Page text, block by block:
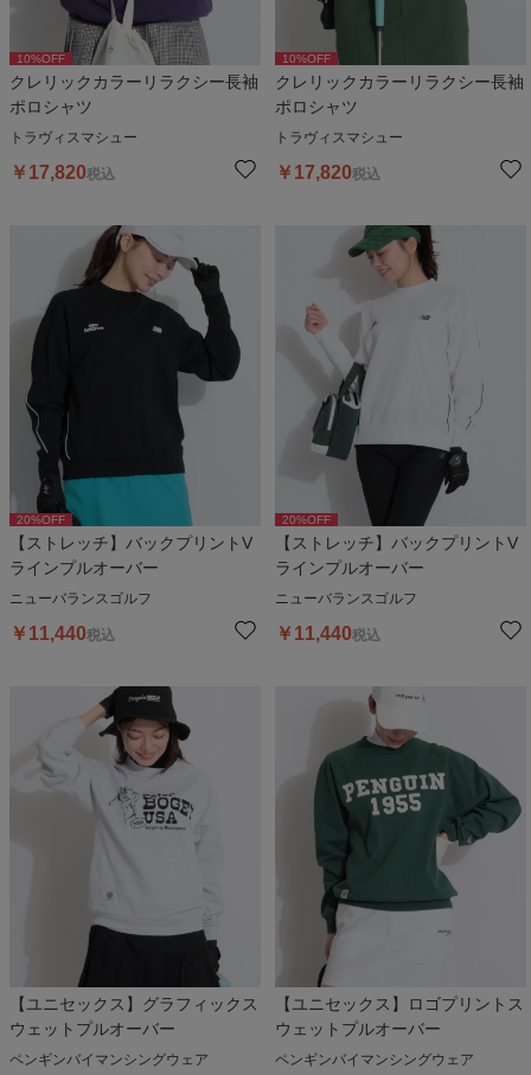
10%OFF
クレリックカラーリラクシー長袖
ポロシャツ
トラヴィスマシュー
￥ 17,820税込
10%OFF
クレリックカラーリラクシー長袖
ポロシャツ
トラヴィスマシュー
￥ 17,820税込
20%OFF
【ストレッチ】バックプリントV
ラインプルオーバー
ニューバランスゴルフ
￥ 11,440税込
20%OFF
【ストレッチ】バックプリントV
ラインプルオーバー
ニューバランスゴルフ
￥ 11,440税込
【ユニセックス】グラフィックス
ウェットプルオーバー
ペンギンバイマンシングウェア
【ユニセックス】ロゴプリントス
ウェットプルオーバー
ペンギンバイマンシングウェア